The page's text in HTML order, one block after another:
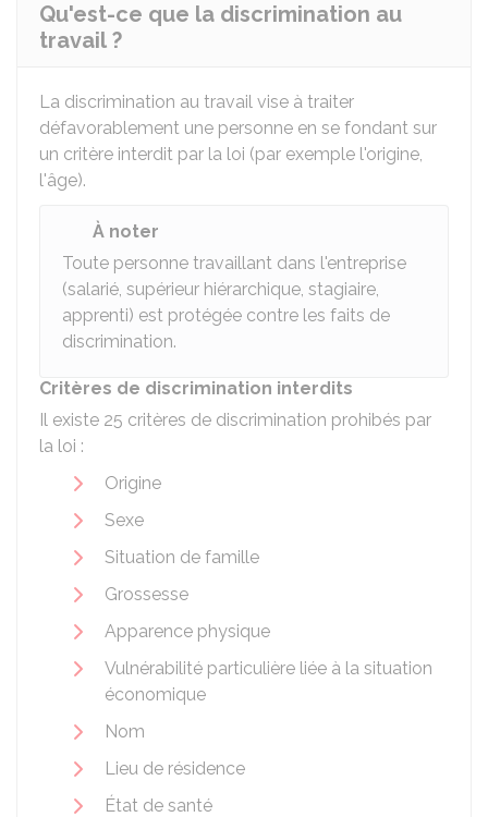
Qu'est-ce que la discrimination au
travail ?
La discrimination au travail vise à traiter
défavorablement une personne en se fondant sur
un critère interdit par la loi (par exemple l'origine,
l'âge).
À noter
Toute personne travaillant dans l'entreprise
(salarié, supérieur hiérarchique, stagiaire,
apprenti) est protégée contre les faits de
discrimination.
Critères de discrimination interdits
Il existe 25 critères de discrimination prohibés par
la loi :
Origine
Sexe
Situation de famille
Grossesse
Apparence physique
Vulnérabilité particulière liée à la situation
économique
Nom
Lieu de résidence
État de santé